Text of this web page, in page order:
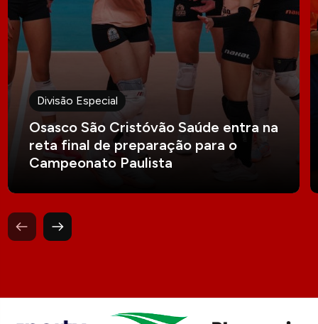
Divisão Especial
Osasco São Cristóvão Saúde entra na
reta final de preparação para o
Campeonato Paulista